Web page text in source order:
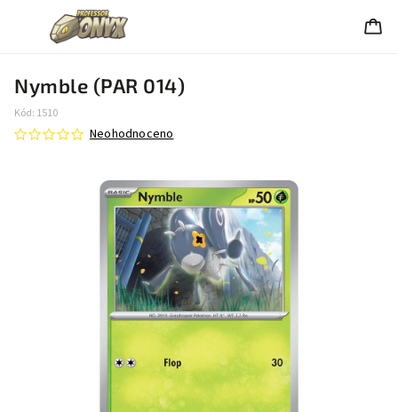
Nymble (PAR 014)
Kód: 1510
Neohodnoceno